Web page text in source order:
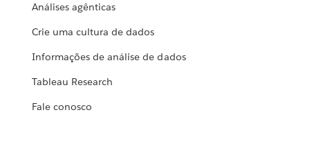
Análises agênticas
Crie uma cultura de dados
Informações de análise de dados
Tableau Research
Fale conosco